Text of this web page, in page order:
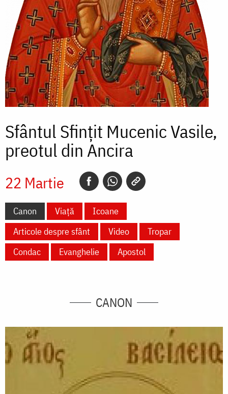
Sfântul Sfințit Mucenic Vasile,
preotul din Ancira
22 Martie
Canon Viață
Icoane
Articole despre sfânt
Video
Tropar
Condac
Evanghelie Apostol
CANON